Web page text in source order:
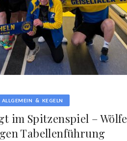
ALLGEMEIN & KEGELN
im Spitzenspiel – Wölfe
Tabellenführung